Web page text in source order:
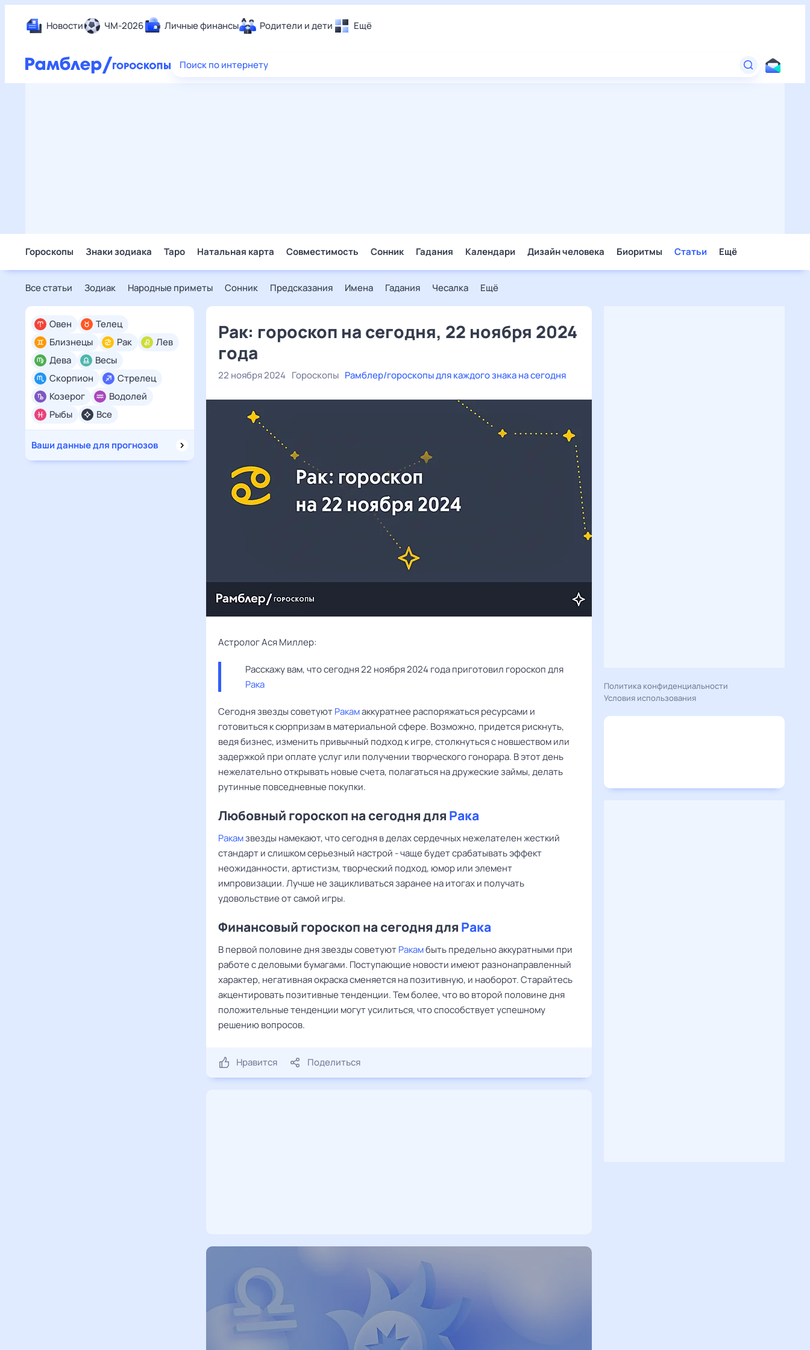
Новости ЧМ-2026 Личные финансы Родители и дети Ещё
Еда
Поиск по интернету
Гороскопы Знаки зодиака Таро Натальная карта Совместимость Сонник Гадания Календари Дизайн человека Биоритмы Статьи Ещё
Все статьи Зодиак Народные приметы Сонник Предсказания Имена Гадания Чесалка Ещё
Все
Овен
Телец
Близнецы
Рак
Лев
Дева
Весы
Скорпион
Стрелец
Козерог
Водолей
Рыбы
Ваши данные для прогнозов
Рак: гороскоп на сегодня, 22 ноября 2024
года
22 ноября 2024 Гороскопы Рамблер/гороскопы для каждого знака на сегодня
Астролог Ася Миллер:
Рака
Сегодня звезды советуютРакамаккуратнее распоряжаться ресурсами и
готовиться к сюрпризам в материальной сфере. Возможно, придется рискнуть,
ведя бизнес, изменить привычный подход к игре, столкнуться с новшеством или
задержкой при оплате услуг или получении творческого гонорара. В этот день
нежелательно открывать новые счета, полагаться на дружеские займы, делать
рутинные повседневные покупки.
Любовный гороскоп на сегодня для Рака
Ракамзвезды намекают, что сегодня в делах сердечных нежелателен жесткий
стандарт и слишком серьезный настрой - чаще будет срабатывать эффект
неожиданности, артистизм, творческий подход, юмор или элемент
импровизации. Лучше не зацикливаться заранее на итогах и получать
удовольствие от самой игры.
Финансовый гороскоп на сегодня для Рака
В первой половине дня звезды советуютРакамбыть предельно аккуратными при
работе с деловыми бумагами. Поступающие новости имеют разнонаправленный
характер, негативная окраска сменяется на позитивную, и наоборот. Старайтесь
акцентировать позитивные тенденции. Тем более, что во второй половине дня
положительные тенденции могут усилиться, что способствует успешному
решению вопросов.
Нравится Поделиться
Политика конфиденциальности
Условия использования